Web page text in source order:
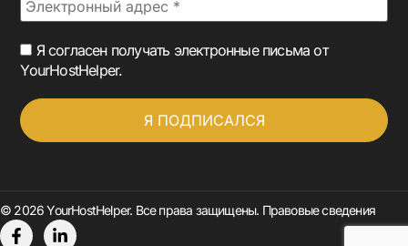
Я согласен получать электронные письма от
YourHostHelper.
© 2026 YourHostHelper. Все права защищены. Правовые сведения